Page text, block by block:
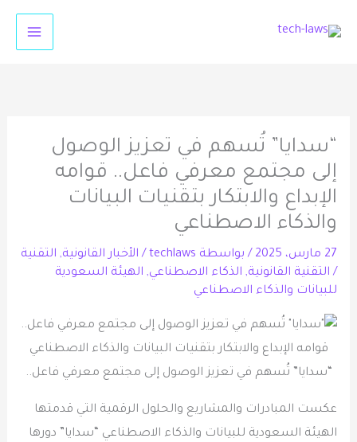
“سدايا” تُسهم في تعزيز الوصول
إلى مجتمع معرفي فاعل.. قوامه
الإبداع والابتكار بتقنيات البيانات
والذكاء الاصطناعي
27 مارس، 2025 / بواسطة techlaws
/ الأخبار القانونية, التقنية
/ التقنية القانونية, الذكاء الاصطناعي, الهيئة السعودية
للبيانات والذكاء الاصطناعي
“سدايا” تُسهم في تعزيز الوصول إلى مجتمع معرفي فاعل..
عكست المبادرات والمشاريع والحلول الرقمية التي قدمتها
الهيئة السعودية للبيانات والذكاء الاصطناعي “سدايا” دورها